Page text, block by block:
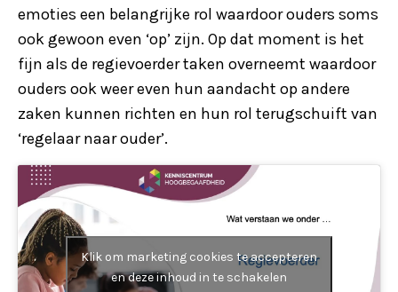
emoties een belangrijke rol waardoor ouders soms
ook gewoon even ‘op’ zijn. Op dat moment is het
fijn als de regievoerder taken overneemt waardoor
ouders ook weer even hun aandacht op andere
zaken kunnen richten en hun rol terugschuift van
‘regelaar naar ouder’.
Klik om marketing cookies te accepteren
en deze inhoud in te schakelen